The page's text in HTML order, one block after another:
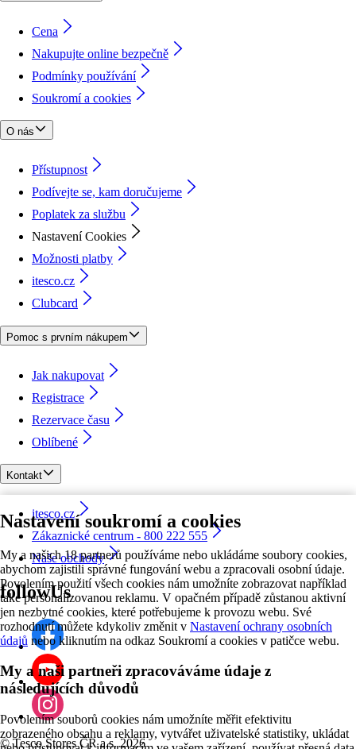
Nastavení soukromí a cookies
My a našich 18 partnerů používáme nebo ukládáme soubory cookies,
abychom zajistili správné fungování webu a zpracovali osobní údaje.
Povolením použití všech cookies nám umožníte zobrazovat například
také personalizovanou reklamu. V opačném případě zůstanou aktivní
jen nezbytné cookies, které potřebujeme k provozu webu. Své
rozhodnutí můžete kdykoliv změnit v Nastavení ochrany osobních
údajů nebo kliknutím na odkaz Soukromí a cookies v patičce webu.
My a naši partneři zpracováváme údaje z
následujících důvodů
Povolením souborů cookies nám umožníte měřit efektivitu
zobrazeného obsahu a reklamy, vytvářet uživatelské statistiky, ukládat
Cena
Nakupujte online bezpečně
Podmínky používání
Soukromí a cookies
O nás
Přístupnost
Podívejte se, kam doručujeme
Poplatek za službu
Nastavení Cookies
Možnosti platby
itesco.cz
Clubcard
Pomoc s prvním nákupem
Jak nakupovat
Registrace
Rezervace času
Oblíbené
Kontakt
itesco.cz
Zákaznické centrum - 800 222 555
Naše obchody
followUs
©Tesco Stores ČR a.s. 2026